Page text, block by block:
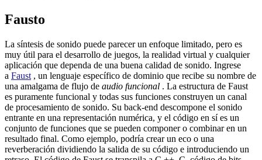
Fausto
La síntesis de sonido puede parecer un enfoque limitado, pero es
muy útil para el desarrollo de juegos, la realidad virtual y cualquier
aplicación que dependa de una buena calidad de sonido. Ingrese
a Faust , un lenguaje específico de dominio que recibe su nombre de
una amalgama de flujo de audio funcional . La estructura de Faust
es puramente funcional y todas sus funciones construyen un canal
de procesamiento de sonido. Su back-end descompone el sonido
entrante en una representación numérica, y el código en sí es un
conjunto de funciones que se pueden componer o combinar en un
resultado final. Como ejemplo, podría crear un eco o una
reverberación dividiendo la salida de su código e introduciendo un